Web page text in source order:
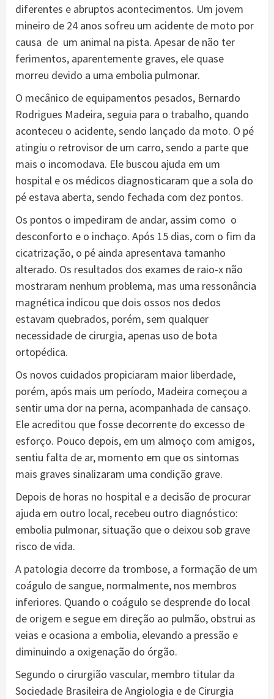
diferentes e abruptos acontecimentos. Um jovem
mineiro de 24 anos sofreu um acidente de moto por
causa de um animal na pista. Apesar de não ter
ferimentos, aparentemente graves, ele quase
morreu devido a uma embolia pulmonar.
O mecânico de equipamentos pesados, Bernardo
Rodrigues Madeira, seguia para o trabalho, quando
aconteceu o acidente, sendo lançado da moto. O pé
atingiu o retrovisor de um carro, sendo a parte que
mais o incomodava. Ele buscou ajuda em um
hospital e os médicos diagnosticaram que a sola do
pé estava aberta, sendo fechada com dez pontos.
Os pontos o impediram de andar, assim como o
desconforto e o inchaço. Após 15 dias, com o fim da
cicatrização, o pé ainda apresentava tamanho
alterado. Os resultados dos exames de raio-x não
mostraram nenhum problema, mas uma ressonância
magnética indicou que dois ossos nos dedos
estavam quebrados, porém, sem qualquer
necessidade de cirurgia, apenas uso de bota
ortopédica.
Os novos cuidados propiciaram maior liberdade,
porém, após mais um período, Madeira começou a
sentir uma dor na perna, acompanhada de cansaço.
Ele acreditou que fosse decorrente do excesso de
esforço. Pouco depois, em um almoço com amigos,
sentiu falta de ar, momento em que os sintomas
mais graves sinalizaram uma condição grave.
Depois de horas no hospital e a decisão de procurar
ajuda em outro local, recebeu outro diagnóstico:
embolia pulmonar, situação que o deixou sob grave
risco de vida.
A patologia decorre da trombose, a formação de um
coágulo de sangue, normalmente, nos membros
inferiores. Quando o coágulo se desprende do local
de origem e segue em direção ao pulmão, obstrui as
veias e ocasiona a embolia, elevando a pressão e
diminuindo a oxigenação do órgão.
Segundo o cirurgião vascular, membro titular da
Sociedade Brasileira de Angiologia e de Cirurgia